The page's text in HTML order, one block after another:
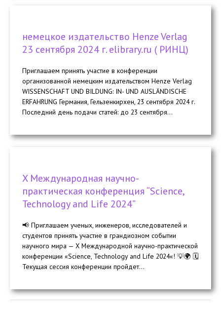
немецкое издательство Henze Verlag
23 сентября 2024 г. elibrary.ru ( РИНЦ)
Приглашаем принять участие в конференции
организованной немецким издательством Henze Verlag
WISSENSCHAFT UND BILDUNG: IN- UND AUSLÄNDISCHE
ERFAHRUNG Германия, Гельзенкирхен, 23 сентября 2024 г.
Последний день подачи статей: до 23 сентября...
X Международная научно-
практическая конференция “Science,
Technology and Life 2024”
📢 Приглашаем ученых, инженеров, исследователей и
студентов принять участие в грандиозном событии
научного мира — X Международной научно-практической
конференции «Science, Technology and Life 2024«! 💡🌍 🗓️
Текущая сессия конференции пройдет...